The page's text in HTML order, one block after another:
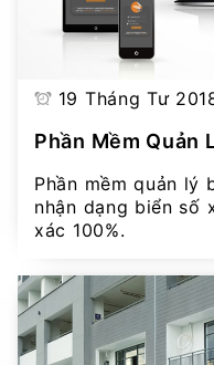
19 Tháng Tư
Phần Mềm Quản
Phần mềm quản lý
nhận dạng biển số
xác 100%.